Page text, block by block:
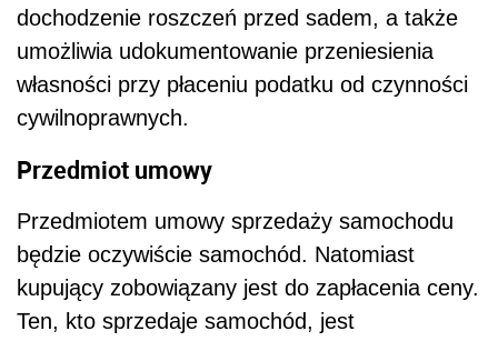
dochodzenie roszczeń przed sadem, a także
umożliwia udokumentowanie przeniesienia
własności przy płaceniu podatku od czynności
cywilnoprawnych.
Przedmiot umowy
Przedmiotem umowy sprzedaży samochodu
będzie oczywiście samochód. Natomiast
kupujący zobowiązany jest do zapłacenia ceny.
Ten, kto sprzedaje samochód, jest